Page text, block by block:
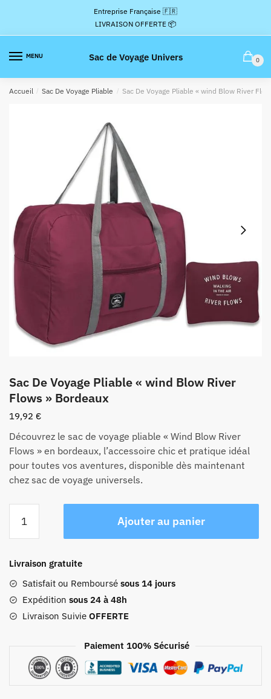
la
navigation
contenu
Entreprise Française 🇫🇷
LIVRAISON OFFERTE 📦
MENU Sac de Voyage Univers 0
Accueil / Sac De Voyage Pliable / Sac De Voyage Pliable « wind Blow River
Sac De Voyage Pliable « wind Blow River
Flows » Bordeaux
19,92 €
Découvrez le sac de voyage pliable « Wind Blow River
Flows » en bordeaux, l’accessoire chic et pratique idéal
pour toutes vos aventures, disponible dès maintenant
chez sac de voyage universels.
Sac
Voyage
Pliable
"wind
Blow
Bordeaux
Ajouter au panier
Livraison gratuite
Satisfait ou Remboursé sous 14 jours
Expédition sous 24 à 48h
Livraison Suivie OFFERTE
Paiement 100% Sécurisé